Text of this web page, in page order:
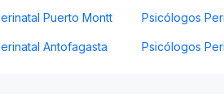
Puerto Montt Psicólogos
Antofagasta Psicólogos